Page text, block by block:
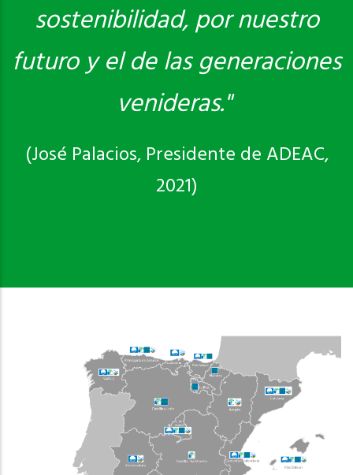
sostenibilidad, por nuestro
futuro y el de las generaciones
venideras."
(José Palacios, Presidente de ADEAC,
2021)